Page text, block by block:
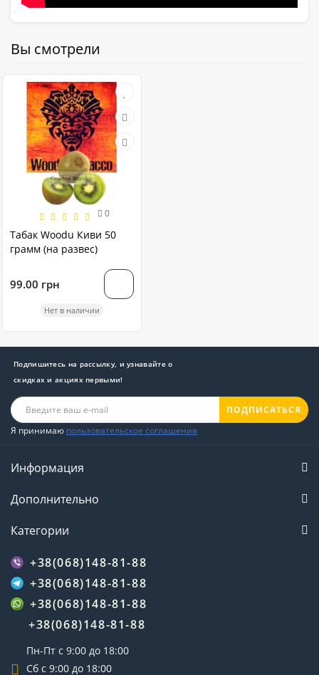
Вы смотрели
0
Табак Woodu Киви 50
грамм (на развес)
99.00 грн
Нет в наличии
Подпишитесь на рассылку, и узнавайте о
скидках и акциях первыми!
ПОДПИСАТЬСЯ
Я принимаю пользовательское соглашения
Информация
Дополнительно
Категории
+38(068)148-81-88
+38(068)148-81-88
+38(068)148-81-88
+38(068)148-81-88
Пн-Пт с 9:00 до 18:00
Сб с 9:00 до 18:00